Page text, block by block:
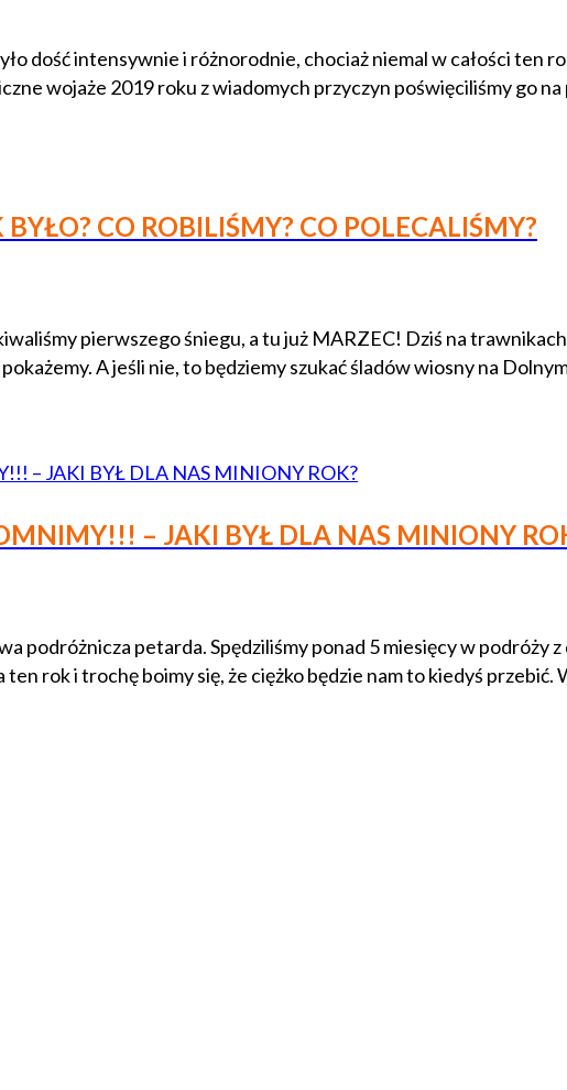
dość intensywnie i różnorodnie, chociaż niemal w całości ten
wojaże 2019 roku z wiadomych przyczyn poświęciliśmy go
CO ROBILIŚMY? CO POLECALIŚMY?
pierwszego śniegu, a tu już MARZEC! Dziś na
A jeśli nie, to będziemy szukać śladów wiosny na
– JAKI BYŁ DLA NAS MINIONY
podróżnicza petarda. Spędziliśmy ponad 5 miesięcy w podróży
ten rok i trochę boimy się, że ciężko będzie nam to kiedyś